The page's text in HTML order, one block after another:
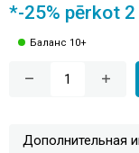
*-25% pērkot
Баланс 10+
Дополнительная